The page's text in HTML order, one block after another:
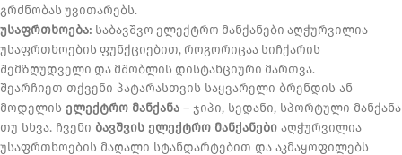
გრძნობას უვითარებს.
უსაფრთხოება: საბავშვო ელექტრო მანქანები აღჭურვილია
უსაფრთხოების ფუნქციებით, როგორიცაა სიჩქარის
შემზღუდველი და მშობლის დისტანციური მართვა.
შეარჩიეთ თქვენი პატარასთვის საყვარელი ბრენდის ან
მოდელის ელექტრო მანქანა – ჯიპი, სედანი, სპორტული მანქანა
თუ სხვა. ჩვენი ბავშვის ელექტრო მანქანები აღჭურვილია
უსაფრთხოების მაღალი სტანდარტებით და აკმაყოფილებს